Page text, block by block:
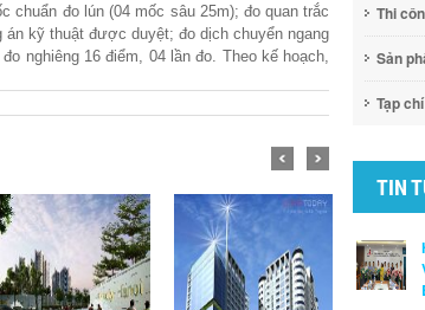
chuẩn đo lún (04 mốc sâu 25m); đo quan trắc
kỹ thuật được duyệt; đo dịch chuyển ngang
nghiêng 16 điểm, 04 lần đo. Theo kế hoạch,
Thi
Sản
Tạp chí
TIN